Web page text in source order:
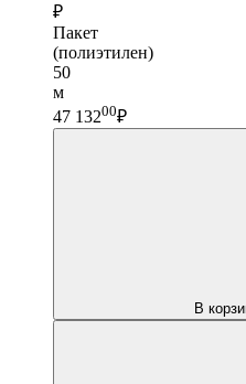
₽
Пакет
(полиэтилен)
50
м
47 13200₽
В